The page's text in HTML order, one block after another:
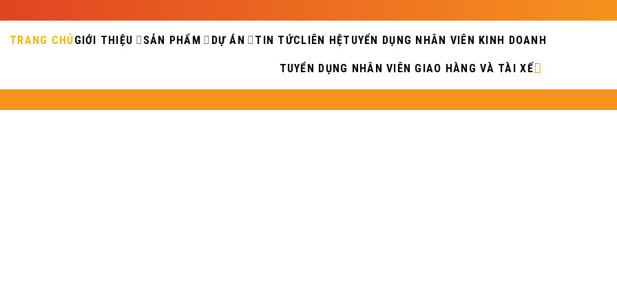
TRANG CHỦGIỚI THIỆU SẢN PHẨM DỰ ÁN TIN TỨCLIÊN HỆTUYỂN DỤNG NHÂN VIÊN KINH DOANH
TUYỂN DỤNG NHÂN VIÊN GIAO HÀNG VÀ TÀI XẾ